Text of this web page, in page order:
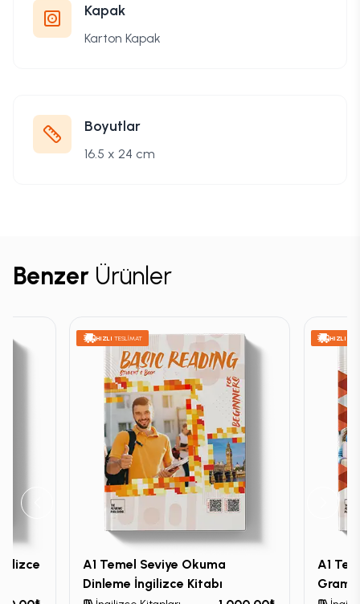
Kapak
Karton Kapak
Boyutlar
16.5 x 24 cm
Benzer Ürünler
A1 Temel Seviye Okuma
Dinleme İngilizce Kitabı
HIZLI TESLİMAT
A1
HIZLI